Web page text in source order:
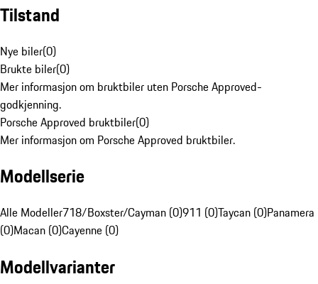
Tilstand
Nye biler(0)
Brukte biler(0)
Mer informasjon om bruktbiler uten Porsche Approved-
godkjenning.
Porsche Approved bruktbiler(0)
Mer informasjon om Porsche Approved bruktbiler.
Modellserie
Alle Modeller718/Boxster/Cayman (0)911 (0)Taycan (0)Panamera
(0)Macan (0)Cayenne (0)
Modellvarianter